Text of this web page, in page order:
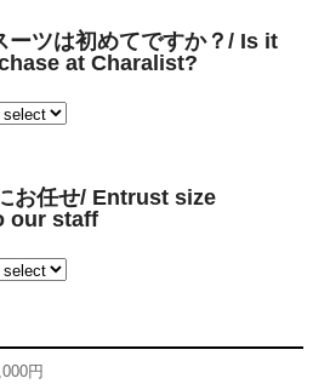
ーツは初めてですか？/ Is it
at Charalist?
お任せ/ Entrust size
our staff
円